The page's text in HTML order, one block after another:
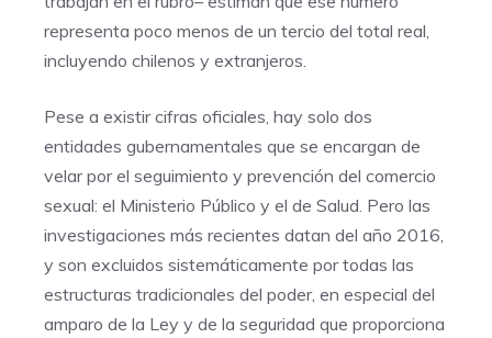
representa poco menos de un tercio del total real,
incluyendo chilenos y extranjeros.
Pese a existir cifras oficiales, hay solo dos
entidades gubernamentales que se encargan de
velar por el seguimiento y prevención del comercio
sexual: el Ministerio Público y el de Salud. Pero las
investigaciones más recientes datan del año 2016,
y son excluidos sistemáticamente por todas las
estructuras tradicionales del poder, en especial del
amparo de la Ley y de la seguridad que proporciona